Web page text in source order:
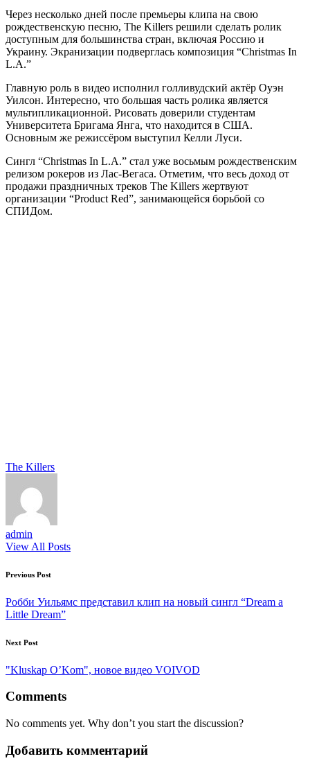
Через несколько дней после премьеры клипа на свою
рождественскую песню, The Killers решили сделать ролик
доступным для большинства стран, включая Россию и
Украину. Экранизации подверглась композиция “Christmas In
L.A.”
Главную роль в видео исполнил голливудский актёр Оуэн
Уилсон. Интересно, что большая часть ролика является
мультипликационной. Рисовать доверили студентам
Университета Бригама Янга, что находится в США.
Основным же режиссёром выступил Келли Луси.
Сингл “Christmas In L.A.” стал уже восьмым рождественским
релизом рокеров из Лас-Вегаса. Отметим, что весь доход от
продажи праздничных треков The Killers жертвуют
организации “Product Red”, занимающейся борьбой со
СПИДом.
Tags:
The Killers
admin
View All Posts
Post
navigation
Previous Post
Робби Уильямс представил клип на новый сингл “Dream a
Little Dream”
Next Post
"Kluskap O’Kom", новое видео VOIVOD
Comments
No comments yet. Why don’t you start the discussion?
Добавить комментарий